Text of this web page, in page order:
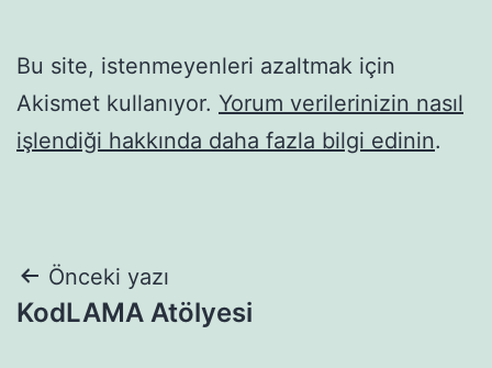
Bu site, istenmeyenleri azaltmak için
Akismet kullanıyor. Yorum verilerinizin nasıl
işlendiği hakkında daha fazla bilgi edinin.
Yazı
gezinmesi
Önceki yazı
KodLAMA Atölyesi